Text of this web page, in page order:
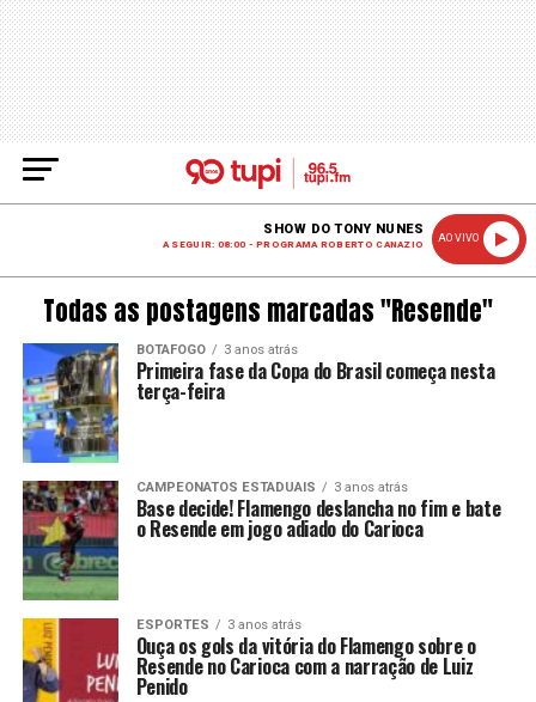
SHOW DO TONY NUNES
A SEGUIR: 08:00 - PROGRAMA ROBERTO CANAZIO
AO VIVO
Todas as postagens marcadas "Resende"
BOTAFOGO 3 anos atrás
Primeira fase da Copa do Brasil começa nesta
terça-feira
CAMPEONATOS ESTADUAIS 3 anos atrás
Base decide! Flamengo deslancha no fim e bate
o Resende em jogo adiado do Carioca
ESPORTES 3 anos atrás
Ouça os gols da vitória do Flamengo sobre o
Resende no Carioca com a narração de Luiz
Penido